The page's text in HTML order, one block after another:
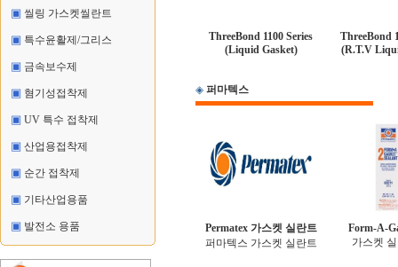
▣ 씰링 가스켓씰란트
▣ 특수윤활제/그리스
▣ 금속보수제
▣ 혐기성접착제
▣ UV 특수 접착제
▣ 산업용접착제
▣ 순간 접착제
▣ 기타산업용품
▣ 발전소 용품
ThreeBond 1100 Series
(Liquid Gasket)
ThreeBond
(R.T.V
◈ 퍼마텍스
Permatex 가스켓 실란트
퍼마텍스 가스켓 실란트
Form-A-
가스켓